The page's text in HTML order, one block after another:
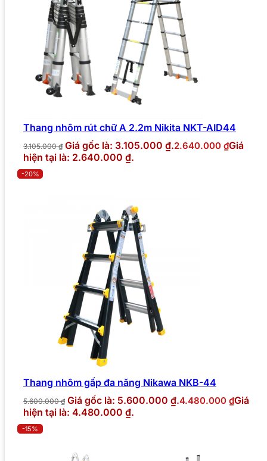
Thang nhôm rút chữ A 2.2m Nikita NKT-AID44
3.105.000₫ Giá gốc là: 3.105.000 ₫.2.640.000 ₫Giá
hiện tại là: 2.640.000 ₫.
-20%
Thang nhôm gấp đa năng Nikawa NKB-44
5.600.000₫ Giá gốc là: 5.600.000 ₫.4.480.000 ₫Giá
hiện tại là: 4.480.000 ₫.
-15%